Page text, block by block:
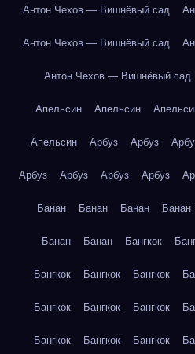
Антон Чехов — Вишнёвый сад
Антон Чехов — Вишнёвый сад
Антон Чехов — Вишнёвый сад
Апельсин Апельсин
Апельсин Арбуз Арбуз
Арбуз Арбуз Арбуз Арбуз
Банан Банан Банан Банан
Банан Банан Бангкок
Бангкок Бангкок Бангкок
Бангкок Бангкок Бангкок
Бангкок Бангкок Бангкок